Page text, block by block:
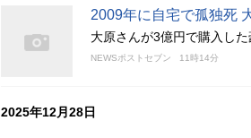
2009年に自宅で孤独死
大原さんが3億円で購入し
NEWSポストセブン 11時14分
2025年12月28日